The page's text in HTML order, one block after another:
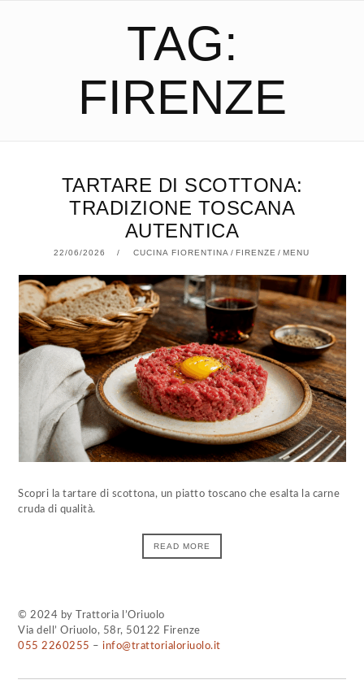
TAG:
FIRENZE
TARTARE DI SCOTTONA:
TRADIZIONE TOSCANA
AUTENTICA
22/06/2026 22/06/2026CUCINA FIORENTINA / FIRENZE / MENU
Scopri la tartare di scottona, un piatto toscano che esalta la carne
cruda di qualità.
READ MORE
© 2024 by Trattoria l’Oriuolo
Via dell’ Oriuolo, 58r, 50122 Firenze
055 2260255 – info@trattorialoriuolo.it